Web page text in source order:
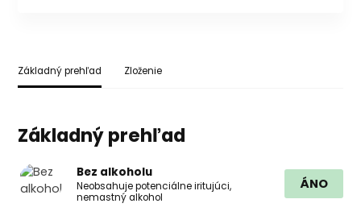
Základný prehľad Zloženie
Základný prehľad
Bez alkoholu
Neobsahuje potenciálne iritujúci,
nemastný alkohol
ÁNO